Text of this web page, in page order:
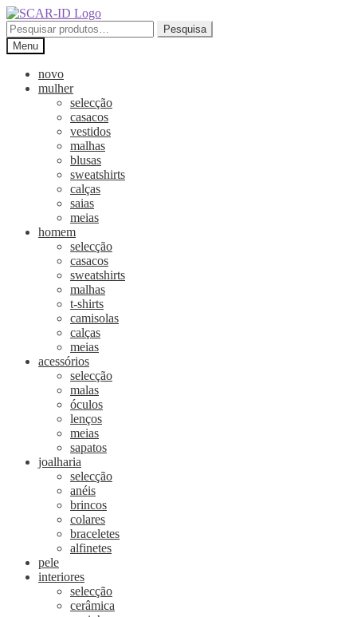
Ir
para
a
navegação
Saltar
para
o
conteúdo
Pesquisar
por:
Pesquisa
Menu
novo
mulher
selecção
casacos
vestidos
malhas
blusas
sweatshirts
calças
saias
meias
homem
selecção
casacos
sweatshirts
malhas
t-shirts
camisolas
calças
meias
acessórios
selecção
malas
óculos
lenços
meias
sapatos
joalharia
selecção
anéis
brincos
colares
braceletes
alfinetes
pele
interiores
selecção
cerâmica